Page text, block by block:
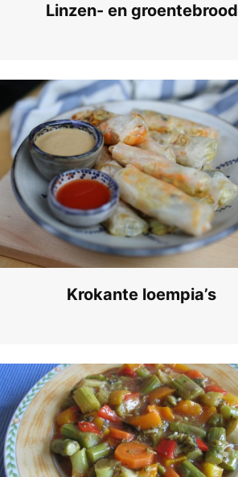
Lin­zen- en groentebrood
Kro­kan­te loempia’s